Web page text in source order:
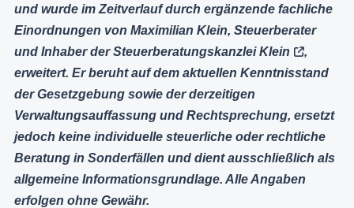
und wurde im Zeitverlauf durch ergänzende fachliche
Einordnungen von Maximilian Klein, Steuerberater
und Inhaber der Steuerberatungskanzlei Klein
,
erweitert. Er beruht auf dem aktuellen Kenntnisstand
der Gesetzgebung sowie der derzeitigen
Verwaltungsauffassung und Rechtsprechung, ersetzt
jedoch keine individuelle steuerliche oder rechtliche
Beratung in Sonderfällen und dient ausschließlich als
allgemeine Informationsgrundlage. Alle Angaben
erfolgen ohne Gewähr.